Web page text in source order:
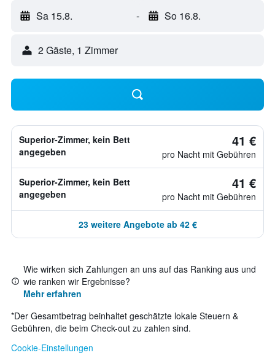
Sa 15.8. - So 16.8.
2 Gäste, 1 Zimmer
Superior-Zimmer, kein Bett
angegeben
41 €
pro Nacht mit Gebühren
Superior-Zimmer, kein Bett
angegeben
41 €
pro Nacht mit Gebühren
23 weitere Angebote ab 42 €
Wie wirken sich Zahlungen an uns auf das Ranking aus und
wie ranken wir Ergebnisse?
Mehr erfahren
*Der Gesamtbetrag beinhaltet geschätzte lokale Steuern &
Gebühren, die beim Check-out zu zahlen sind.
Cookie-Einstellungen